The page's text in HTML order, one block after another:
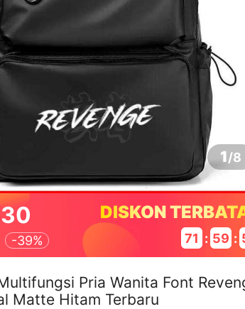
1/8
-39%
DISKON
71 : 59 :
Pria Wanita Font
Matte Hitam Terbaru